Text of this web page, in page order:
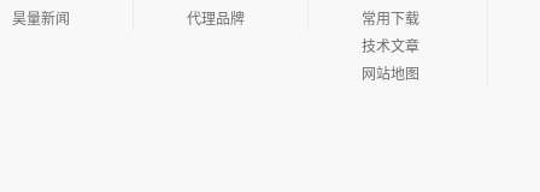
中文：空间全光网络；英文：space all-optical net-work
昊量新闻
代理品牌
常用下载
技术文章
网站地图